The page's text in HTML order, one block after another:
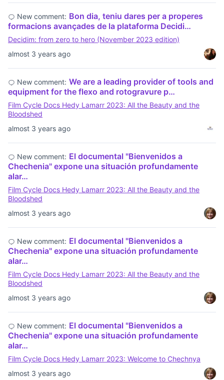
almost 3 years ago
New comment: Bon dia, teniu dares per a properes
formacions avançades de la plataforma Decidi…
Decidim: from zero to hero (November 2023 edition)
almost 3 years ago
New comment: We are a leading provider of tools and
equipment for the flexo and rotogravure p…
Film Cycle Docs Hedy Lamarr 2023: All the Beauty and the
Bloodshed
almost 3 years ago
New comment: El documental "Bienvenidos a
Chechenia" expone una situación profundamente
alar…
Film Cycle Docs Hedy Lamarr 2023: All the Beauty and the
Bloodshed
almost 3 years ago
New comment: El documental "Bienvenidos a
Chechenia" expone una situación profundamente
alar…
Film Cycle Docs Hedy Lamarr 2023: All the Beauty and the
Bloodshed
almost 3 years ago
New comment: El documental "Bienvenidos a
Chechenia" expone una situación profundamente
alar…
Film Cycle Docs Hedy Lamarr 2023: Welcome to Chechnya